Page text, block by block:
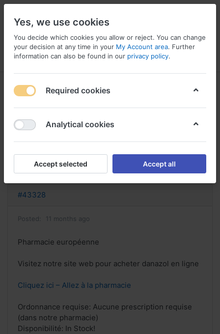
Menu Log in Compare Wishlist
danazol sans ordonnance le
danazol sans ordonnance
Reply
#43328
Posted: 11 months ago
Pharmacie européenne
Visitez notre site web pour acheter danazol en ligne
Cliquez ici – Allez à la pharmacie
Ordonnance requise: Aucune prescription requise
(dans notre pharmacie)
Disponibilité: In Stock!
Yes, we use cookies
You decide which cookies you allow or reject. You can change
your decision at any time in your My Account area. Further
information can also be found in our privacy policy.
Required cookies
Analytical cookies
Accept selected Accept all